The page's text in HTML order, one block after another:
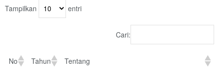
Tampilkan entri
Cari:
No Tahun
Tentang